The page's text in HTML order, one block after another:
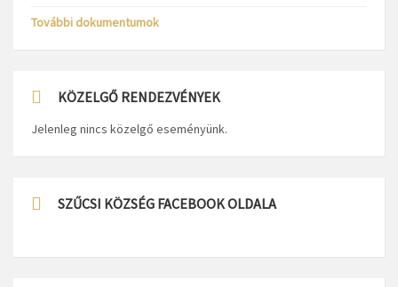
További dokumentumok
KÖZELGŐ RENDEZVÉNYEK
Jelenleg nincs közelgő eseményünk.
SZŰCSI KÖZSÉG FACEBOOK OLDALA